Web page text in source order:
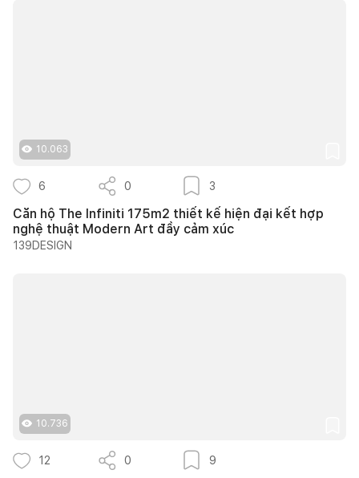
10.063
6 0 3
Căn hộ The Infiniti 175m2 thiết kế hiện đại kết hợp
nghệ thuật Modern Art đầy cảm xúc
139DESIGN
10.736
12 0 9